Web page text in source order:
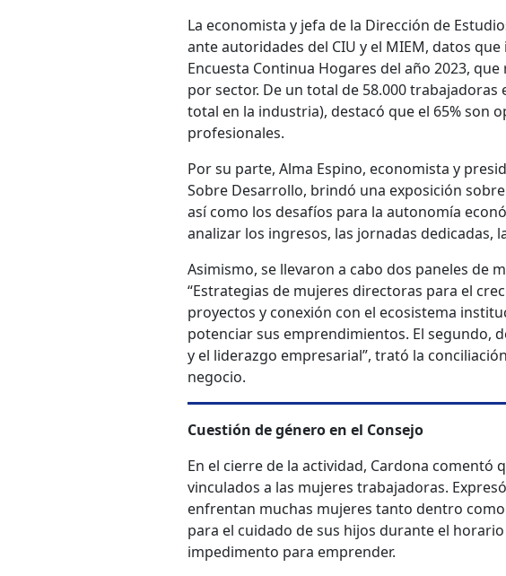
La economista y jefa de la Dirección de
ante autoridades del CIU y el MIEM, datos
Encuesta Continua Hogares del año 2023,
por sector. De un total de 58.000
total en la industria), destacó que el 65% son
profesionales.
Por su parte, Alma Espino, economista y
Sobre Desarrollo, brindó una exposición
así como los desafíos para la autonomía
analizar los ingresos, las jornadas dedicadas,
Asimismo, se llevaron a cabo dos paneles de
“Estrategias de mujeres directoras para el
proyectos y conexión con el ecosistema
potenciar sus emprendimientos. El segundo,
y el liderazgo empresarial”, trató la
negocio.
Cuestión de género en el Consejo
En el cierre de la actividad, Cardona
vinculados a las mujeres trabajadoras.
enfrentan muchas mujeres tanto dentro
para el cuidado de sus hijos durante el
impedimento para emprender.